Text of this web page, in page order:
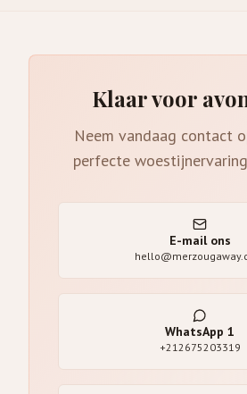
Klaar voor
Neem vandaag contact
perfecte
E-mail ons
WhatsApp 1
+212675203319